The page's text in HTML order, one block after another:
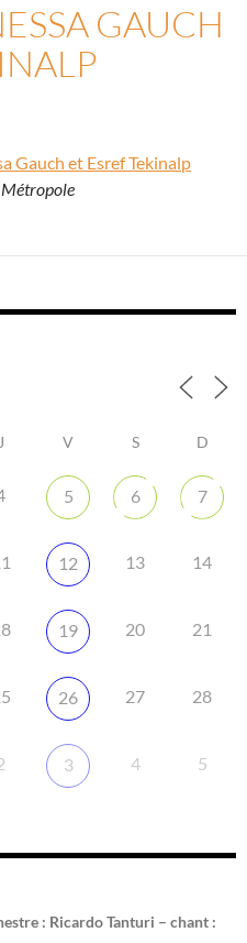
GAUCH
Gauch et Esref Tekinalp
J V S D
5 6 7
12 13 14
19 20 21
26 27 28
3 4 5
: Ricardo Tanturi – chant :